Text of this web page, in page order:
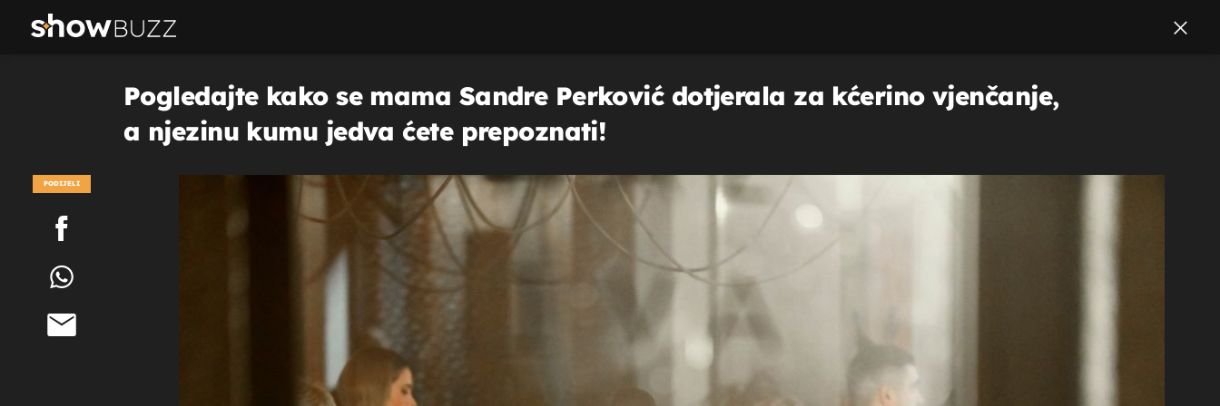
Pogledajte kako se mama Sandre Perković dotjerala za kćerino vjenčanje,
a njezinu kumu jedva ćete prepoznati!
PODIJELI